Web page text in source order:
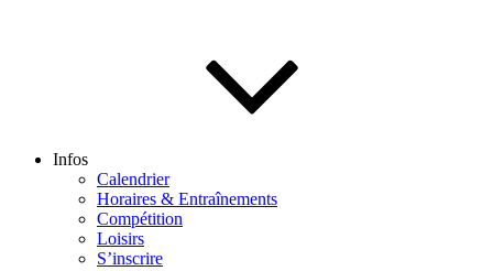
Infos
Calendrier
Horaires & Entraînements
Compétition
Loisirs
S’inscrire